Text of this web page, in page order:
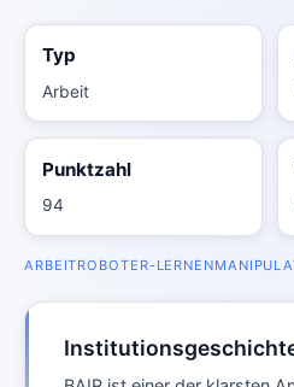
Typ
Arbeit
Punktzahl
94
ARBEITROBOTER-LERNEN